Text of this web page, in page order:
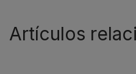
Artículos